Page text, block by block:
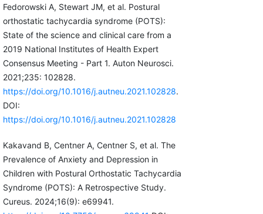
Fedorowski A, Stewart JM, et al. Postural
orthostatic tachycardia syndrome (POTS):
State of the science and clinical care from a
2019 National Institutes of Health Expert
Consensus Meeting - Part 1. Auton Neurosci.
2021;235: 102828.
https://doi.org/10.1016/j.autneu.2021.102828.
DOI:
https://doi.org/10.1016/j.autneu.2021.102828
Kakavand B, Centner A, Centner S, et al. The
Prevalence of Anxiety and Depression in
Children with Postural Orthostatic Tachycardia
Syndrome (POTS): A Retrospective Study.
Cureus. 2024;16(9): e69941.